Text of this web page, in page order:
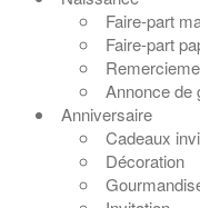
Faire-part
Faire-part
Annonce de
Anniversaire
Cadeaux
Décoration